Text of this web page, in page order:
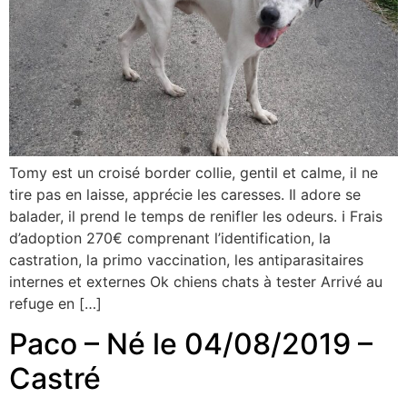
Tomy est un croisé border collie, gentil et calme, il ne
tire pas en laisse, apprécie les caresses. Il adore se
balader, il prend le temps de renifler les odeurs. ℹ Frais
d’adoption 270€ comprenant l’identification, la
castration, la primo vaccination, les antiparasitaires
internes et externes Ok chiens chats à tester Arrivé au
refuge en […]
Paco – Né le 04/08/2019 –
Castré